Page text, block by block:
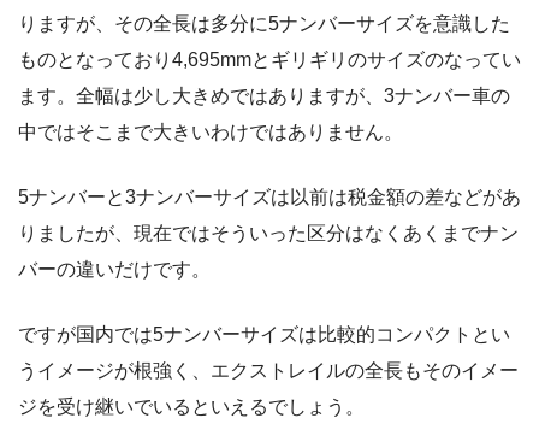
りますが、その全長は多分に5ナンバーサイズを意識した
ものとなっており4,695mmとギリギリのサイズのなってい
ます。全幅は少し大きめではありますが、3ナンバー車の
中ではそこまで大きいわけではありません。
5ナンバーと3ナンバーサイズは以前は税金額の差などがあ
りましたが、現在ではそういった区分はなくあくまでナン
バーの違いだけです。
ですが国内では5ナンバーサイズは比較的コンパクトとい
うイメージが根強く、エクストレイルの全長もそのイメー
ジを受け継いでいるといえるでしょう。